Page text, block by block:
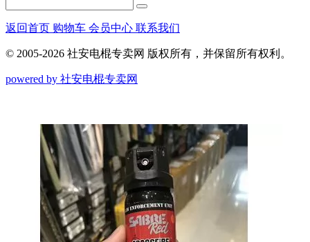
返回首页 购物车 会员中心 联系我们
© 2005-2026 社安电棍专卖网 版权所有，并保留所有权利。
powered by 社安电棍专卖网